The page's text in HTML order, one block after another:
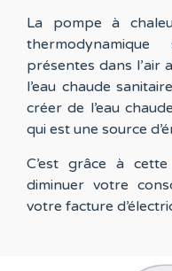
La pompe à
présentes dans l’air
l’eau chaude
créer de l’eau
qui est une source
C’est grâce à
diminuer votre
votre facture